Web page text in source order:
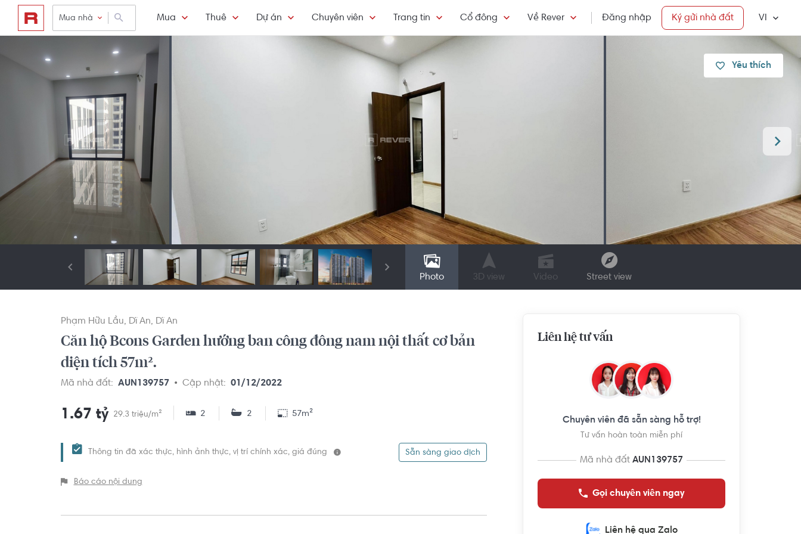
Mua nhà Mua Thuê Dự án Chuyên viên Trang tin Cổ đông Về Rever Đăng nhập Ký gửi nhà đất VI
Yêu thích
Photo 3D view Video Street view
Phạm Hữu Lầu Dĩ An Dĩ An
Căn hộ Bcons Garden hướng ban công đông nam nội thất cơ bản
diện tích 57m².
Mã nhà đất: AUN139757 Cập nhật: 01/12/2022
1.67 tỷ 29.3 triệu/m² 2 2 57m²
Thông tin đã xác thực, hình ảnh thực, vị trí chính xác, giá đúng Sẵn sàng giao dịch
Báo cáo nội dung
Liên hệ tư vấn
Chuyên viên đã sẵn sàng hỗ trợ!
Tư vấn hoàn toàn miễn phí
Mã nhà đất AUN139757
Gọi chuyên viên ngay
Liên hệ qua Zalo